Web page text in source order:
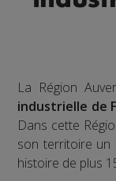
La Région
industrielle de
Dans cette
son territoire un
histoire de plus